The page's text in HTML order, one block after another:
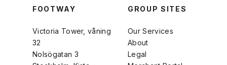
FOOTWAY
Victoria Tower, våning
32
Nolsögatan 3
GROUP SITES
Our Services
About
Legal